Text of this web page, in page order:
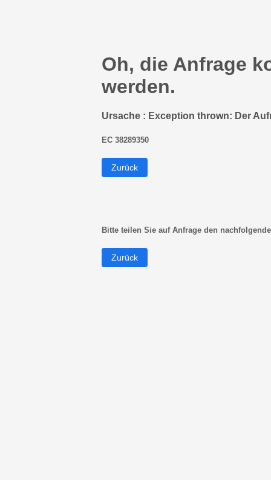
Oh, die Anfrage
werden.
Ursache : Exception thrown: Der
EC 38289350
Zurück
Bitte teilen Sie auf Anfrage den
Zurück